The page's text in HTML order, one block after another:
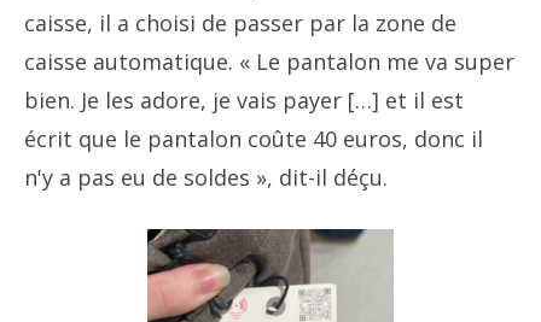
caisse, il a choisi de passer par la zone de
caisse automatique. « Le pantalon me va super
bien. Je les adore, je vais payer […] et il est
écrit que le pantalon coûte 40 euros, donc il
n'y a pas eu de soldes », dit-il déçu.